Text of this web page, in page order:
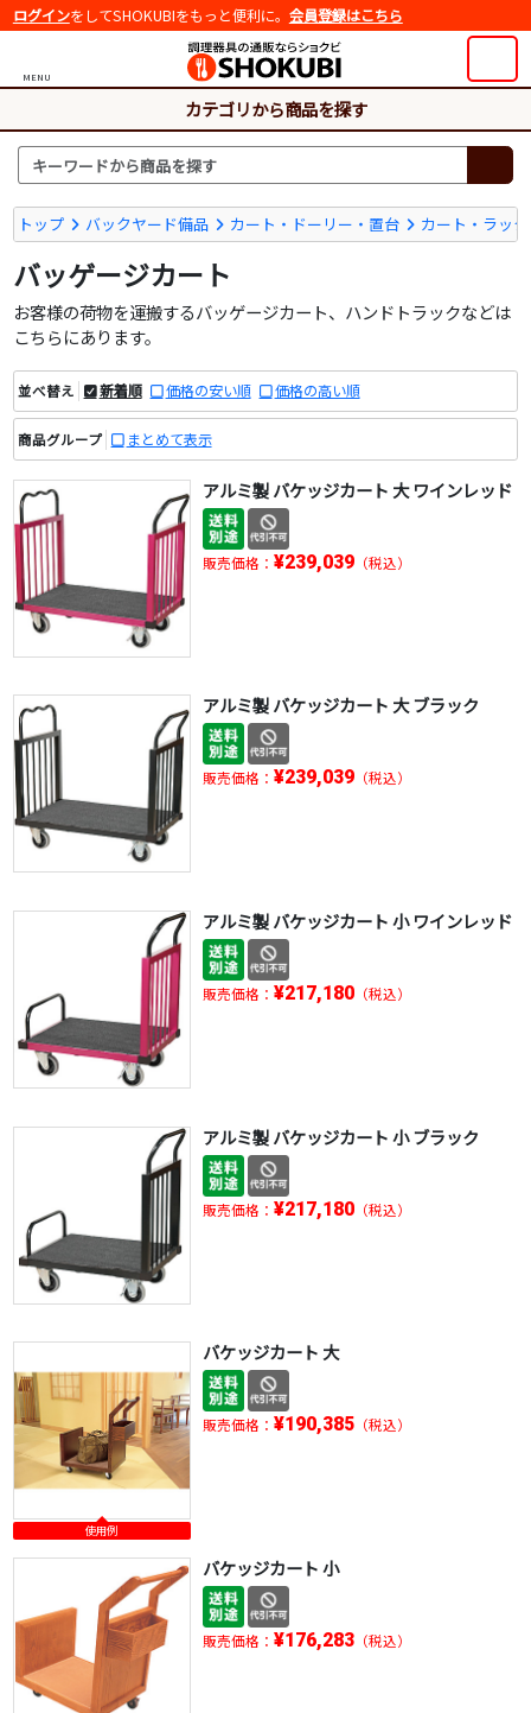
ログインをしてSHOKUBIをもっと便利に。 会員登録はこちら
MENU
カテゴリから商品を探す
トップ バックヤード備品 カート・ドーリー・置台 カート・ラック
バッゲージカート
お客様の荷物を運搬するバッゲージカート、ハンドトラックなどは
こちらにあります。
並べ替え 新着順 価格の安い順 価格の高い順
商品グループ まとめて表示
アルミ製 バケッジカート 大 ワインレッド
販売価格： ¥239,039（税込）
アルミ製 バケッジカート 大 ブラック
販売価格： ¥239,039（税込）
アルミ製 バケッジカート 小 ワインレッド
販売価格： ¥217,180（税込）
アルミ製 バケッジカート 小 ブラック
販売価格： ¥217,180（税込）
使用例
バケッジカート 大
販売価格： ¥190,385（税込）
バケッジカート 小
販売価格： ¥176,283（税込）